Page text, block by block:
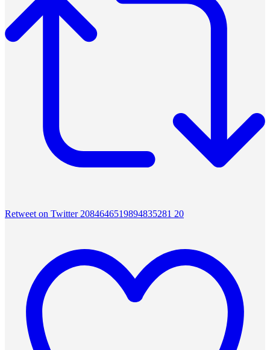
Retweet on Twitter 2084646519894835281 20